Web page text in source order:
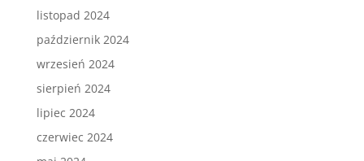
listopad 2024
październik 2024
wrzesień 2024
sierpień 2024
lipiec 2024
czerwiec 2024